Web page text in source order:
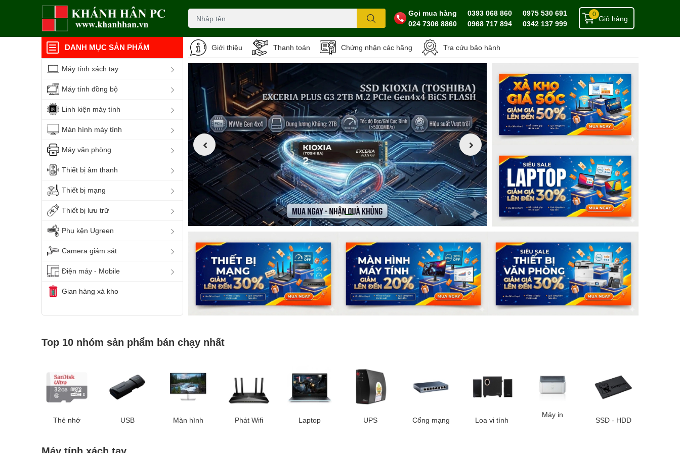
Gọi mua hàng
024 7306 8860
0393 068 860
0968 717 894
0975 530 691
0342 137 999
Giỏ hàng
0
DANH MỤC SẢN PHẨM Giới thiệu Thanh toán Chứng nhận các hãng Tra cứu bảo hành
Máy tính xách tay
Máy tính đồng bộ
Linh kiện máy tính
Màn hình máy tính
Máy văn phòng
Thiết bị âm thanh
Thiết bị mạng
Thiết bị lưu trữ
Phụ kện Ugreen
Camera giám sát
Điện máy - Mobile
Gian hàng xả kho
Top 10 nhóm sản phẩm bán chạy nhất
Thẻ nhớ USB Màn hình Phát Wifi Laptop UPS Cổng mạng Loa vi tính
Máy in
SSD - HDD
Máy tính xách tay